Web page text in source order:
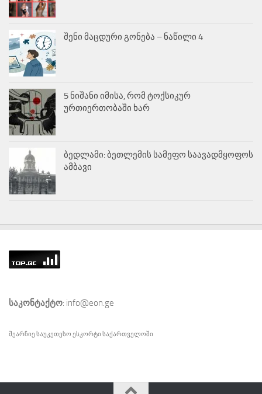
შენი მაცდური გონება – ნაწილი 4
5 ნიშანი იმისა, რომ ტოქსიკურ
ურთიერთობაში ხარ
ბედლამი: ბეთლემის სამეფო საავადმყოფოს
ამბავი
საკონტაქტო: info@eon.ge
შეარჩიე საუკეთესო ესკორტი საქართველოში